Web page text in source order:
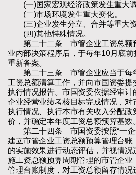
(一)国家宏观经济政策发生重大调
(二)市场环境发生重大变化。
(三)企业发生分立、合并等重大资
(四)其他特殊情况。
第二十二条 市管企业工资总额
业内部决策程序后，于每年10月底
重新备案。
第二十三条 市管企业应当于每
工资总额清算工作，并向市国资委提
执行情况报告。市国资委依据经审计
企业经营业绩考核目标完成情况，对
执行情况、执行本市有关收入分配政
价，并确定本年度工资总额预算基数。
第二十四条 市国资委按照“一企
建立市管企业工资总额预算管理台账
的实施效果进行动态评估，并视情况
施工资总额预算周期管理的市管企业
管理台账制度，对工资总额留存情况